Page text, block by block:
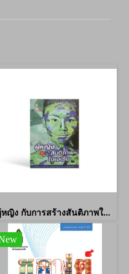
ผู้หญิง กับการสร้างสันติภาพในเอเชีย